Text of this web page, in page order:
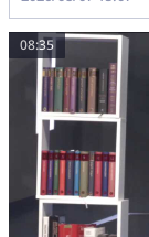
08:35